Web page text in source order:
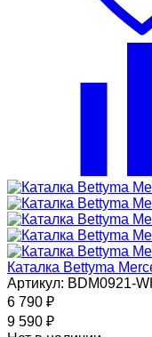
Каталка Bettyma
Артикул: BDM0921-
6 790 ₽
9 590 ₽